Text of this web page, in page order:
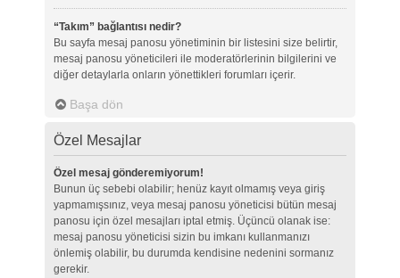
“Takım” bağlantısı nedir?
Bu sayfa mesaj panosu yönetiminin bir listesini size belirtir,
mesaj panosu yöneticileri ile moderatörlerinin bilgilerini ve
diğer detaylarla onların yönettikleri forumları içerir.
Başa dön
Özel Mesajlar
Özel mesaj gönderemiyorum!
Bunun üç sebebi olabilir; henüz kayıt olmamış veya giriş
yapmamışsınız, veya mesaj panosu yöneticisi bütün mesaj
panosu için özel mesajları iptal etmiş. Üçüncü olanak ise:
mesaj panosu yöneticisi sizin bu imkanı kullanmanızı
önlemiş olabilir, bu durumda kendisine nedenini sormanız
gerekir.